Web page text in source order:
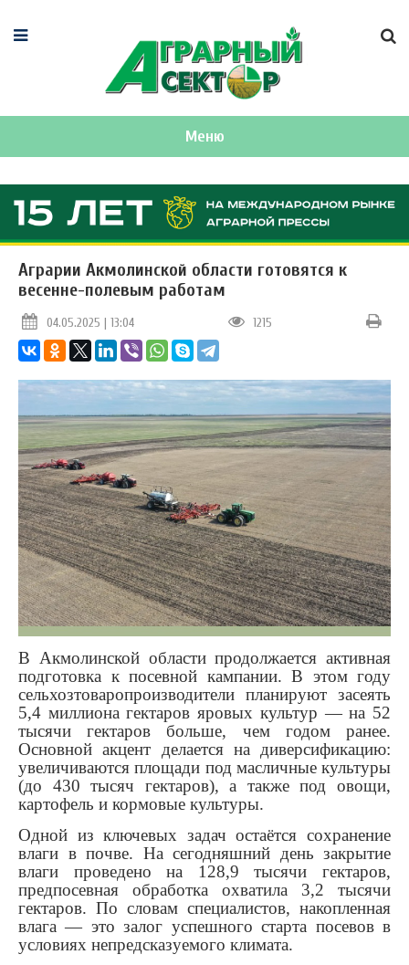
Меню
Аграрии Акмолинской области готовятся к
весенне-полевым работам
04.05.2025 | 13:04 1215
В Акмолинской области продолжается активная
подготовка к посевной кампании. В этом году
сельхозтоваропроизводители планируют засеять
5,4 миллиона гектаров яровых культур — на 52
тысячи гектаров больше, чем годом ранее.
Основной акцент делается на диверсификацию:
увеличиваются площади под масличные культуры
(до 430 тысяч гектаров), а также под овощи,
картофель и кормовые культуры.
Одной из ключевых задач остаётся сохранение
влаги в почве. На сегодняшний день закрытие
влаги проведено на 128,9 тысячи гектаров,
предпосевная обработка охватила 3,2 тысячи
гектаров. По словам специалистов, накопленная
влага — это залог успешного старта посевов в
условиях непредсказуемого климата.